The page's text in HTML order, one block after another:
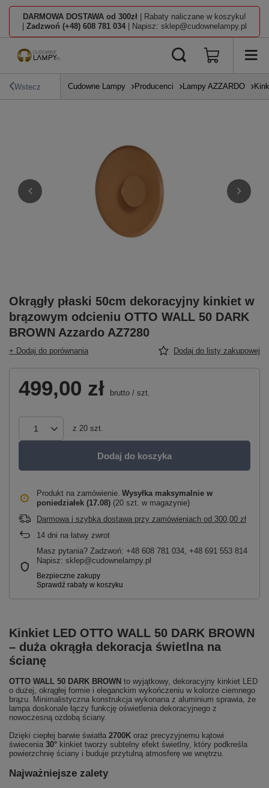
DARMOWA DOSTAWA od 300zł | Rabaty naliczane w koszyku!
Zadzwoń (+48) 608 781 034 | Napisz: sklep@cudownelampy.pl
Wstecz Cudowne Lampy Producenci Lampy AZZARDO
Okrągły płaski 50cm dekoracyjny kinkiet w
brązowym odcieniu OTTO WALL 50 DARK
BROWN Azzardo AZ7280
+ Dodaj do porównania Dodaj do listy zakupowej
499,00 zł brutto / szt.
z 20 szt.
Dodaj do koszyka
Produkt na zamówienie Wysyłka maksymalnie w
poniedziałek (17.08) (20 szt. w magazynie)
Darmowa i szybka dostawa przy zamówieniach od 300,00 zł
14 dni na łatwy zwrot
Masz pytania? Zadzwoń: +48 608 781 034, +48 691 553 814
Napisz: sklep@cudownelampy.pl
Kinkiet LED OTTO WALL 50 DARK BROWN
– duża okrągła dekoracja świetlna na
ścianę
OTTO WALL 50 DARK BROWN to wyjątkowy, dekoracyjny kinkiet LED
o dużej, okrągłej formie i eleganckim wykończeniu w kolorze ciemnego
brązu. Minimalistyczna konstrukcja wykonana z aluminium sprawia, że
lampa doskonale łączy funkcję oświetlenia dekoracyjnego z
nowoczesną ozdobą ściany.
Dzięki ciepłej barwie światła 2700K oraz precyzyjnemu kątowi
świecenia 30° kinkiet tworzy subtelny efekt świetlny, który podkreśla
powierzchnię ściany i buduje przytulną atmosferę we wnętrzu.
Najważniejsze zalety